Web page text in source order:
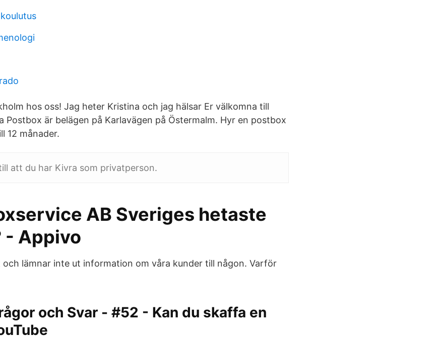
hos oss! Jag heter Kristina och jag hälsar Er välkomna till
Postbox är belägen på Karlavägen på Östermalm. Hyr en postbox
12 månader.
att du har Kivra som privatperson.
AB Sveriges hetaste
Appivo
lämnar inte ut information om våra kunder till någon. Varför
och Svar - #52 - Kan du skaffa en